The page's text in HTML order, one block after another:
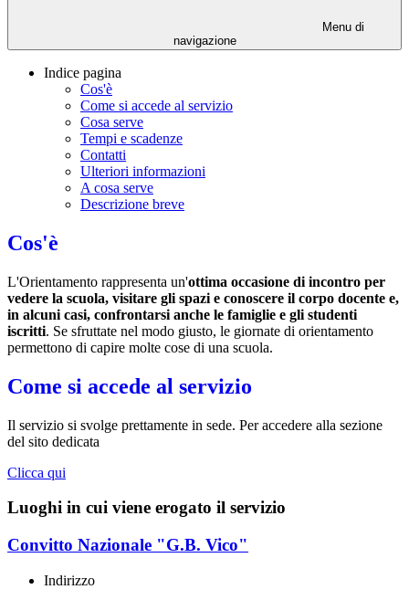
Menu di
navigazione
Indice pagina
Cos'è
Come si accede al servizio
Cosa serve
Tempi e scadenze
Contatti
Ulteriori informazioni
A cosa serve
Descrizione breve
Cos'è
L'Orientamento rappresenta un'ottima occasione di incontro per
vedere la scuola, visitare gli spazi e conoscere il corpo docente e,
in alcuni casi, confrontarsi anche le famiglie e gli studenti
iscritti. Se sfruttate nel modo giusto, le giornate di orientamento
permettono di capire molte cose di una scuola.
Come si accede al servizio
Il servizio si svolge prettamente in sede. Per accedere alla sezione
del sito dedicata
Clicca qui
Luoghi in cui viene erogato il servizio
Convitto Nazionale "G.B. Vico"
Indirizzo